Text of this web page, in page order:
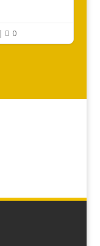
 0